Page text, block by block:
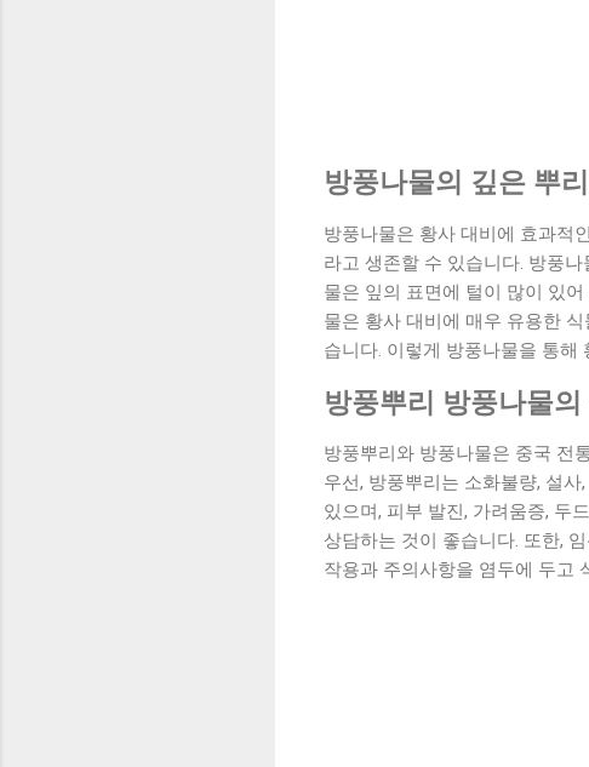
방풍나물의 깊은 뿌
방풍나물은 황사 대비에 효과적
라고 생존할 수 있습니다. 방풍
물은 잎의 표면에 털이 많이 있
물은 황사 대비에 매우 유용한
습니다. 이렇게 방풍나물을 통해
방풍뿌리 방풍나물
방풍뿌리와 방풍나물은 중국 전
우선, 방풍뿌리는 소화불량, 설
있으며, 피부 발진, 가려움증, 두
상담하는 것이 좋습니다. 또한,
작용과 주의사항을 염두에 두고